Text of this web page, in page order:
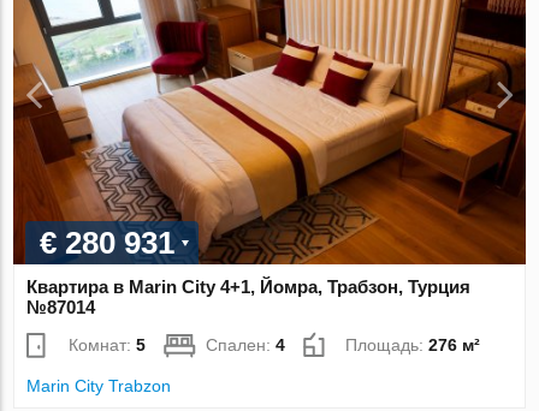
€ 280 931
Квартира в Marin City 4+1, Йомра, Трабзон, Турция
№87014
Комнат:5 Спален:4 Площадь:276 м²
Marin City Trabzon